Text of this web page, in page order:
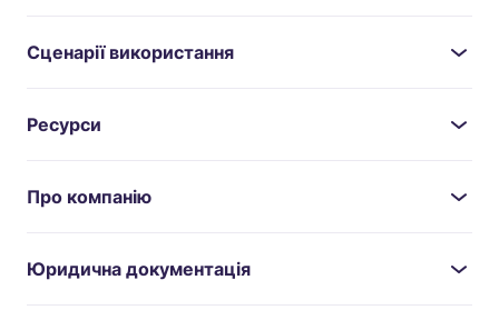
Сценарії використання
Ресурси
Про компанію
Юридична документація